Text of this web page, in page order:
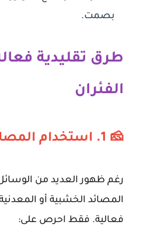
بصمت.
طرق تقليدية
الفئران
🧀 1. استخدام المصائد التقليدية
رغم ظهور العديد من الوسائل
المصائد الخشبية أو
فعالية. فقط احرص على: